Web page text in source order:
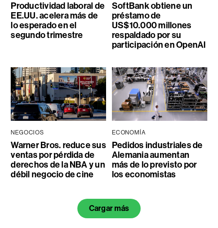
Productividad laboral de
EE.UU. acelera más de
lo esperado en el
segundo trimestre
SoftBank obtiene un
préstamo de
US$10.000 millones
respaldado por su
participación en OpenAI
NEGOCIOS
Warner Bros. reduce sus
ventas por pérdida de
derechos de la NBA y un
débil negocio de cine
ECONOMÍA
Pedidos industriales de
Alemania aumentan
más de lo previsto por
los economistas
Cargar más